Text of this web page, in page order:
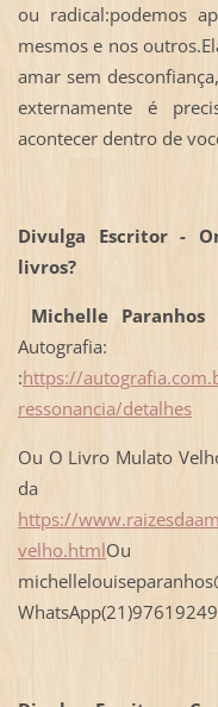
ou radical:podemos
mesmos e nos
amar sem
externamente é
acontecer dentro de
Divulga Escritor -
livros?
Michelle Paranhos
Autografia:
:https://
ressonancia/detalhes
Ou O Livro Mulato
da
https://
velho.htmlOu